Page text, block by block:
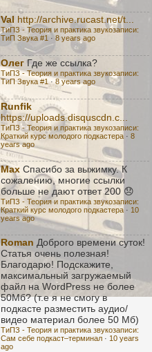
Val http://archive.rucast.net/t...
ТиПЗ - Теория и практика звукозаписи:
TиП Звука #1 · 8 years ago
Олег Где же ссылка?
ТиПЗ - Теория и практика звукозаписи:
TиП Звука #1 · 8 years ago
Runfik
https://uploads.disquscdn.c...
ТиПЗ - Теория и практика звукозаписи:
Краткий курс молодого подкастера · 8
years ago
Max Спасибо за выжимку. К
сожалению, многие ссылки
больше не дают ответ 200 😞
ТиПЗ - Теория и практика звукозаписи:
Краткий курс молодого подкастера · 10
years ago
Roman Доброго времени суток!
Статья очень полезная!
Благодарю! Подскажите,
максимальный загружаемый
файл на WordPress не более
50Мб? (т.е я не смогу в
подкасте разместить аудио/
видео материал более 50 Мб)
ТиПЗ - Теория и практика звукозаписи:
Сам себе подкаст–терминал · 10 years
ago